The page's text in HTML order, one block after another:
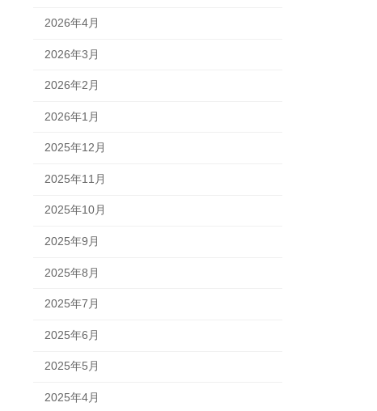
2026年4月
2026年3月
2026年2月
2026年1月
2025年12月
2025年11月
2025年10月
2025年9月
2025年8月
2025年7月
2025年6月
2025年5月
2025年4月